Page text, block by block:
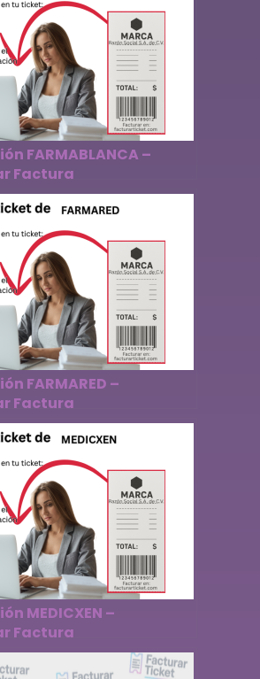
FARMABLANCA –
Factura
FARMARED –
Factura
MEDICXEN –
Factura